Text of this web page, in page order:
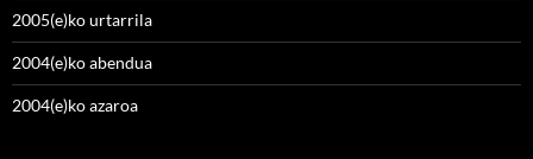
2005(e)ko urtarrila
2004(e)ko abendua
2004(e)ko azaroa